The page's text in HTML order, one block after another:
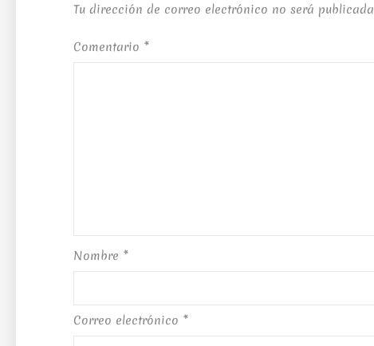
Tu dirección de correo electrónico no será
Comentario *
Nombre *
Correo electrónico *